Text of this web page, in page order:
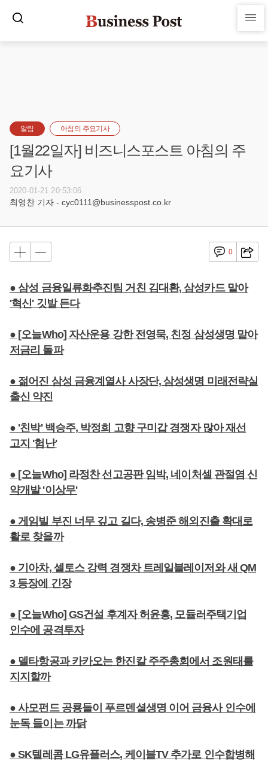
알림 아침의 주요기사
[1월22일자] 비즈니스포스트 아침의 주
요기사
2020-01-21 20:53:06
최영찬 기자 - cyc0111@businesspost.co.kr
0
● 삼성 금융일류화추진팀 거친 김대환, 삼성카드 맡아
'혁신' 깃발 든다
● [오늘Who] 자산운용 강한 전영묵, 친정 삼성생명 맡아
저금리 돌파
● 젊어진 삼성 금융계열사 사장단, 삼성생명 미래전략실
출신 약진
● '친박' 백승주, 박정희 고향 구미갑 경쟁자 많아 재선
고지 '험난'
● [오늘Who] 라정찬 선고공판 임박, 네이처셀 관절염 신
약개발 '이상무'
● 게임빌 부진 너무 깊고 길다, 송병준 해외진출 확대로
활로 찾을까
● 기아차, 셀토스 강력 경쟁차 트레일블레이저와 새 QM
3 등장에 긴장
● [오늘Who] GS건설 후계자 허윤홍, 모듈러주택기업
인수에 공격투자
● 델타항공과 카카오는 한진칼 주주총회에서 조원태를
지지할까
● 사모펀드 공룡들이 푸르덴셜생명 이어 금융사 인수에
눈독 들이는 까닭
● SK텔레콤 LG유플러스, 케이블TV 추가로 인수합병해